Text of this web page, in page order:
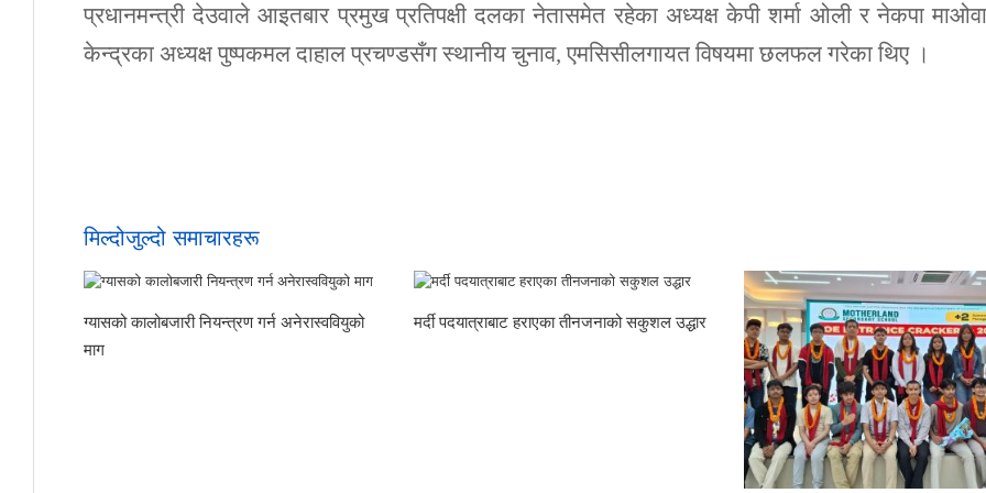
प्रधानमन्त्री देउवाले आइतबार प्रमुख प्रतिपक्षी दलका नेतासमेत रहेका अध्यक्ष केपी शर्मा ओली र नेकपा
केन्द्रका अध्यक्ष पुष्पकमल दाहाल प्रचण्डसँग स्थानीय चुनाव, एमसिसीलगायत विषयमा छलफल गरेका थिए ।
मिल्दोजुल्दो समाचारहरू
ग्यासको कालोबजारी नियन्त्रण गर्न अनेरास्ववियुको
माग
मर्दी पदयात्राबाट हराएका तीनजनाको सकुशल उद्धार